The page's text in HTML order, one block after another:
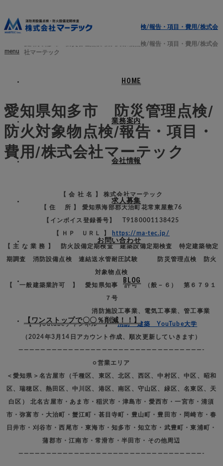
menu
HOME
業務案内
会社情報
求人募集
お問い合わせ
BLOG
【ワンストップで〇〇％削減！！】
ブログ
愛知県知多市 防災管理点検/防火対象物点検/報告・項目・費用/株式会
愛知県知多市 防災管理点検/防火対象物点検/報告・項目・費用/株式会
社マーテック
愛知県知多市 防災管理点検/
防火対象物点検/報告・項目・
費用/株式会社マーテック
【 会 社 名 】 株式会社マーテック
【 住 所 】 愛知県海部郡大治町花常東屋敷76
【インボイス登録番号】 T9180001138425
【 ＨＰ ＵＲＬ 】 https://ma-tec.jp/
【 主 な 業 務 】 防火設備定期検査 建築設備定期検査 特定建築物定
期調査 消防設備点検 連結送水管耐圧試験 防災管理点検 防火
対象物点検
【 一般建築業許可 】 愛知県知事 許可 （般－６） 第６７９１
７号
消防施設工事業、電気工事業、管工事業
【 youtubeチャンネル 】消防・建築 YouTube大学
（2024年3月14日アカウント作成、順次更新していきます）
—————————————————————————————————-
○営業エリア
＜愛知県＞名古屋市（千種区、東区、北区、西区、中村区、中区、昭和
区、瑞穂区、熱田区、中川区、港区、南区、守山区、緑区、名東区、天
白区） 北名古屋市・あま市・稲沢市・津島市・愛西市・一宮市・清須
市・弥富市・大治町・蟹江町・甚目寺町・豊山町・豊田市・岡崎市・春
日井市・刈谷市・西尾市・東海市・知多市・知立市・武豊町・東浦町・
蒲郡市・江南市・常滑市・半田市・その他周辺
—————————————————————————————————-